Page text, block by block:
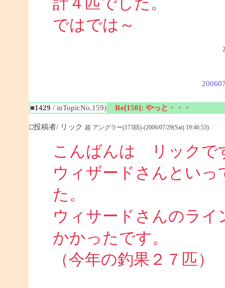
ではでは～
■1429 / inTopicNo.159) Re[150]: やっと・・・
□投稿者/ リック 超 アングラー(173回)-(2006/07/29(Sat) 19:46:53)
こんばんは リックで
ウィザードさんといっ
た。
ウィサードさんのラ
かかったです。
（今年の釣果２７匹）